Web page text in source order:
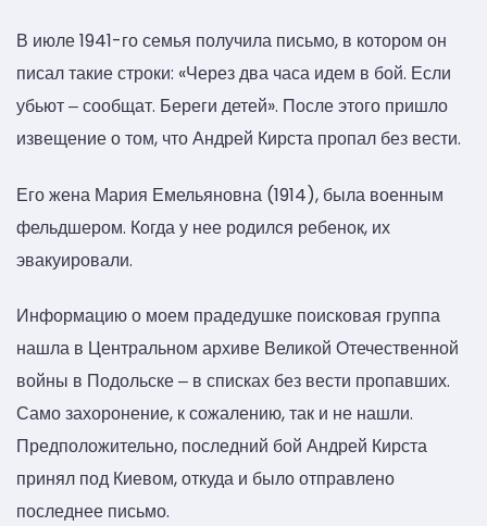
В июле 1941-го семья получила письмо, в котором он
писал такие строки: «Через два часа идем в бой. Если
убьют ‒ сообщат. Береги детей». После этого пришло
извещение о том, что Андрей Кирста пропал без вести.
Его жена Мария Емельяновна (1914), была военным
фельдшером. Когда у нее родился ребенок, их
эвакуировали.
Информацию о моем прадедушке поисковая группа
нашла в Центральном архиве Великой Отечественной
войны в Подольске ‒ в списках без вести пропавших.
Само захоронение, к сожалению, так и не нашли.
Предположительно, последний бой Андрей Кирста
принял под Киевом, откуда и было отправлено
последнее письмо.